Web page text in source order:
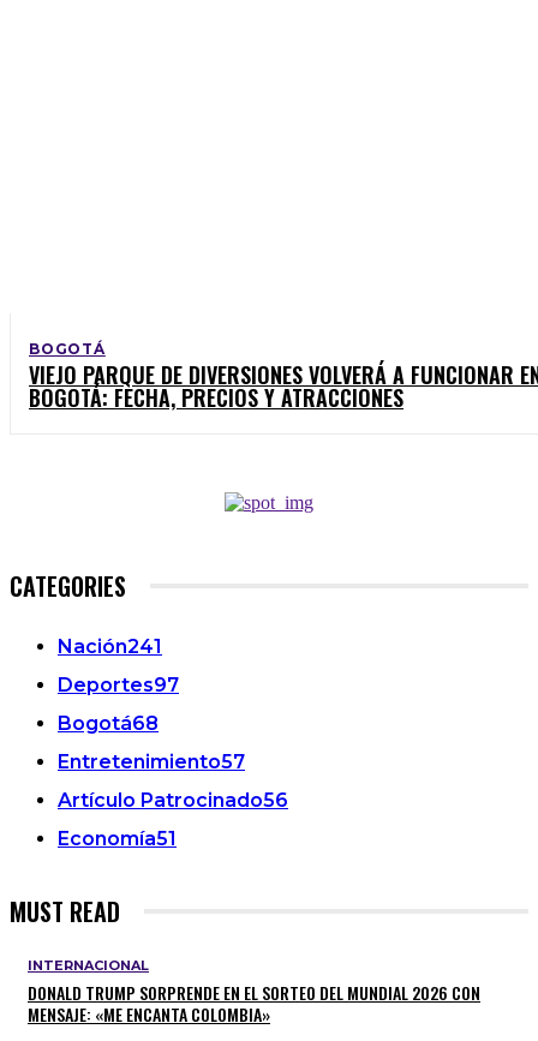
BOGOTÁ
VIEJO PARQUE DE DIVERSIONES VOLVERÁ A FUNCIONAR
BOGOTÁ: FECHA, PRECIOS Y ATRACCIONES
CATEGORIES
Nación241
Deportes97
Bogotá68
Entretenimiento57
Artículo Patrocinado56
Economía51
MUST READ
INTERNACIONAL
DONALD TRUMP SORPRENDE EN EL SORTEO DEL MUNDIAL 2026 CON
MENSAJE: «ME ENCANTA COLOMBIA»